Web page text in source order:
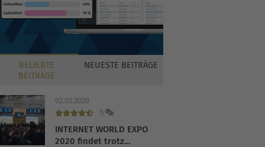
BELIEBTE
BEITRÄGE
NEUESTE BEITRÄGE
02.03.2020
5
INTERNET WORLD EXPO
2020 findet trotz